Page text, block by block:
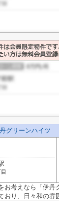
グリーンハイツ
目
お考えなら「伊
おり、日々和の